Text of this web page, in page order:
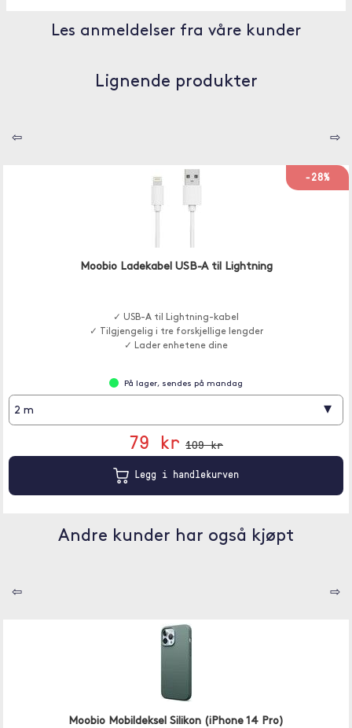
Les anmeldelser fra våre kunder
Lignende produkter
⇦ ⇨
-28%
Moobio Ladekabel USB-A til Lightning
✓ USB-A til Lightning-kabel
✓ Tilgjengelig i tre forskjellige lengder
✓ Lader enhetene dine
På lager, sendes på mandag
2 m ▾
79 kr 109 kr
Legg i handlekurven
Andre kunder har også kjøpt
⇦ ⇨
Moobio Mobildeksel Silikon (iPhone 14 Pro)